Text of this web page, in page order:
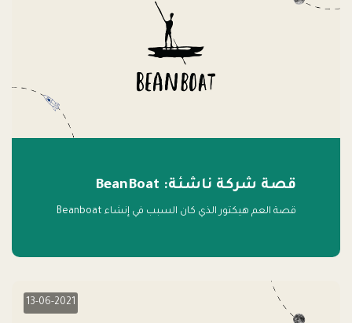
قصة شركة ناشئة: BeanBoat
قصة العم هيكتور الذي كان السبب في إنشاء Beanboat
13-06-2021